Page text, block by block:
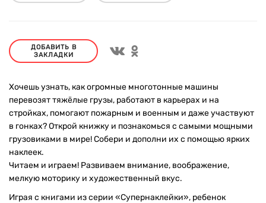
ДОБАВИТЬ В
ЗАКЛАДКИ
Хочешь узнать, как огромные многотонные машины
перевозят тяжёлые грузы, работают в карьерах и на
стройках, помогают пожарным и военным и даже участвуют
в гонках? Открой книжку и познакомься с самыми мощными
грузовиками в мире! Собери и дополни их с помощью ярких
наклеек.
Читаем и играем! Развиваем внимание, воображение,
мелкую моторику и художественный вкус.
Играя с книгами из серии «Супернаклейки», ребенок